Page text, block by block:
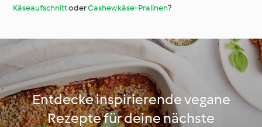
KäseaufschnittoderCashewkäse-Pralinen?
Entdecke inspirierende vegane
Rezepte für deine nächste